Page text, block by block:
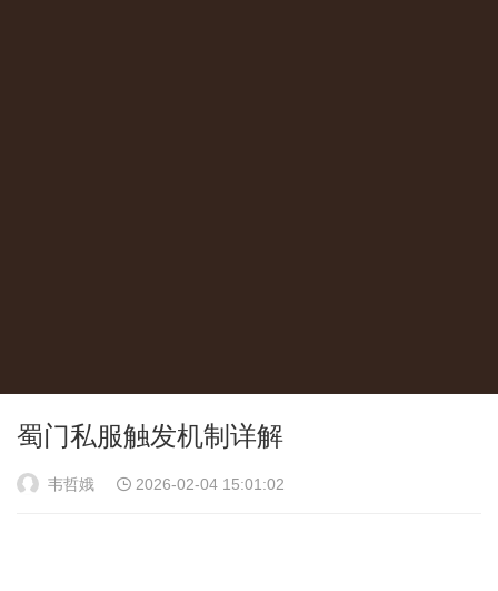
蜀门私服触发机制详解
韦哲娥 2026-02-04 15:01:02